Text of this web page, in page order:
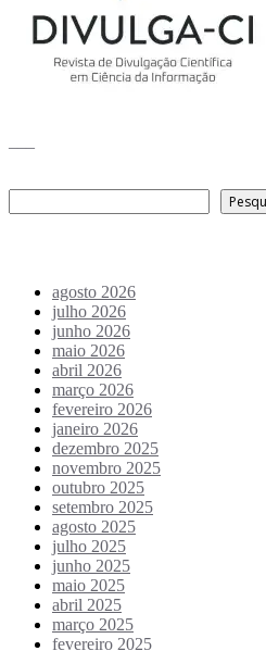
agosto 2026
julho 2026
junho 2026
maio 2026
abril 2026
março 2026
fevereiro 2026
janeiro 2026
dezembro 2025
novembro 2025
outubro 2025
setembro 2025
agosto 2025
julho 2025
junho 2025
maio 2025
abril 2025
março 2025
fevereiro 2025